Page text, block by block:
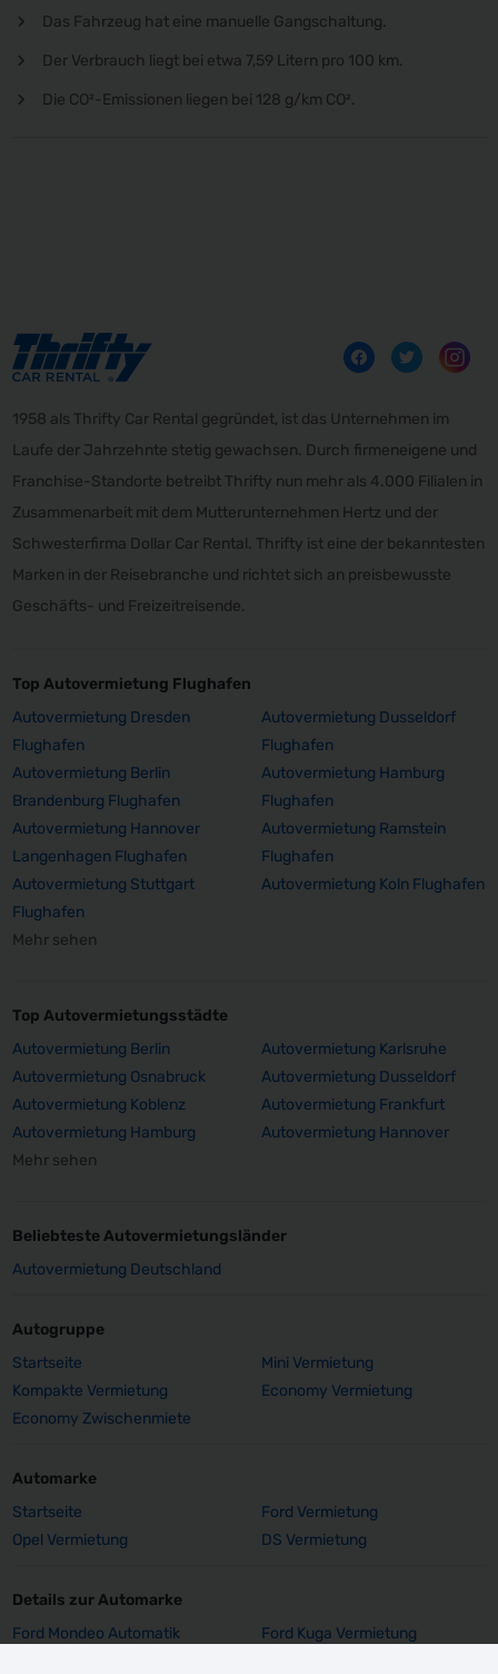
Das Fahrzeug hat eine manuelle Gangschaltung.
Der Verbrauch liegt bei etwa 7,59 Litern pro 100 km.
Die CO²-Emissionen liegen bei 128 g/km CO².
1958 als Thrifty Car Rental gegründet, ist das Unternehmen im
Laufe der Jahrzehnte stetig gewachsen. Durch firmeneigene und
Franchise-Standorte betreibt Thrifty nun mehr als 4.000 Filialen in
Zusammenarbeit mit dem Mutterunternehmen Hertz und der
Schwesterfirma Dollar Car Rental. Thrifty ist eine der bekanntesten
Marken in der Reisebranche und richtet sich an preisbewusste
Geschäfts- und Freizeitreisende.
Top Autovermietung Flughafen
Autovermietung Dresden
Flughafen
Autovermietung Dusseldorf
Flughafen
Autovermietung Berlin
Brandenburg Flughafen
Autovermietung Hamburg
Flughafen
Autovermietung Hannover
Langenhagen Flughafen
Autovermietung Ramstein
Flughafen
Autovermietung Stuttgart
Flughafen
Autovermietung Koln Flughafen
Mehr sehen
Top Autovermietungsstädte
Autovermietung Berlin
Autovermietung Karlsruhe
Autovermietung Osnabruck
Autovermietung Dusseldorf
Autovermietung Koblenz
Autovermietung Frankfurt
Autovermietung Hamburg
Autovermietung Hannover
Mehr sehen
Beliebteste Autovermietungsländer
Autovermietung Deutschland
Autogruppe
Startseite
Mini Vermietung
Kompakte Vermietung
Economy Vermietung
Economy Zwischenmiete
Automarke
Startseite
Ford Vermietung
Opel Vermietung
DS Vermietung
Details zur Automarke
Ford Mondeo Automatik
Ford Kuga Vermietung